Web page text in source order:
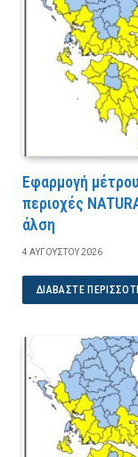
Εφαρμογή
περιοχές
άλση
4 ΑΥΓΟΎΣΤΟΥ 2026
ΔΙΑΒΆΣΤΕ